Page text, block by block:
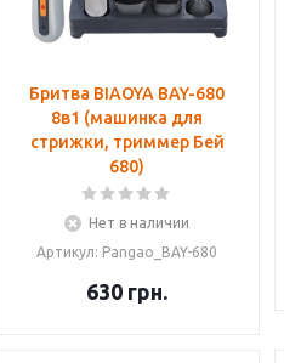
Бритва BIAOYA BAY-680
8в1 (машинка для
стрижки, триммер Бей
680)
Нет в наличии
Артикул: Pangao_BAY-680
630 грн.